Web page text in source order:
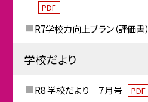
PDF
R7学校力向上プラン（評価書）
学校だより
R8 学校だより ７月号 PDF